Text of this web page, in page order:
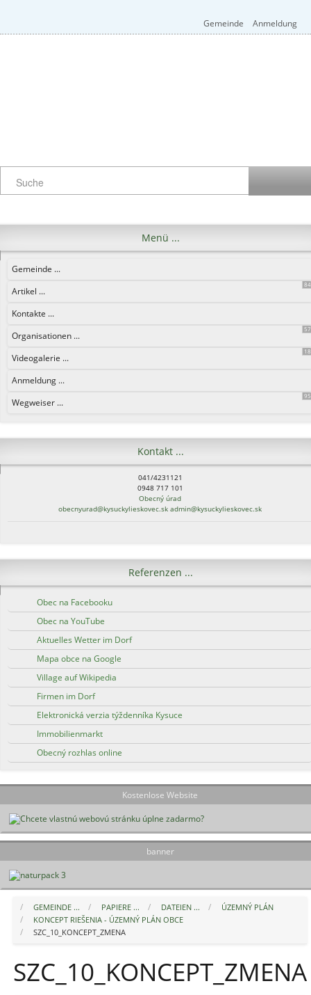
Gemeinde Anmeldung
Menü ...
Gemeinde ...
Artikel ...
84
Kontakte ...
Organisationen ...
57
Videogalerie ...
18
Anmeldung ...
Wegweiser ...
95
Kontakt ...
041/4231121
0948 717 101
Obecný úrad
obecnyurad@kysuckylieskovec.sk admin@kysuckylieskovec.sk
Referenzen ...
Obec na Facebooku
Obec na YouTube
Aktuelles Wetter im Dorf
Mapa obce na Google
Village auf Wikipedia
Firmen im Dorf
Elektronická verzia týždenníka Kysuce
Immobilienmarkt
Obecný rozhlas online
Kostenlose Website
banner
GEMEINDE ... PAPIERE ... DATEIEN ...
ÚZEMNÝ PLÁN
KONCEPT RIEŠENIA - ÚZEMNÝ PLÁN OBCE
SZC_10_KONCEPT_ZMENA
SZC_10_KONCEPT_ZMENA